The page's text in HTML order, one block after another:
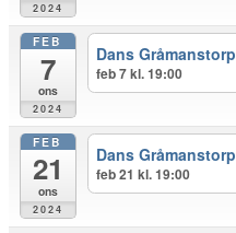
2024
FEB
7
ons
2024
Dans Gråmanstorp
feb 7 kl. 19:00
FEB
21
ons
2024
Dans Gråmanstorp
feb 21 kl. 19:00